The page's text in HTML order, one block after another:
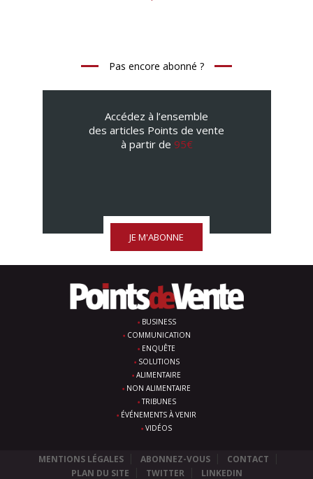
Pas encore abonné ?
Accédez à l’ensemble
des articles Points de vente
à partir de 95€
JE M'ABONNE
BUSINESS
COMMUNICATION
ENQUÊTE
SOLUTIONS
ALIMENTAIRE
NON ALIMENTAIRE
TRIBUNES
ÉVÉNEMENTS À VENIR
VIDÉOS
MENTIONS LÉGALES ABONNEZ-VOUS
CONTACT
PLAN DU SITE
TWITTER LINKEDIN